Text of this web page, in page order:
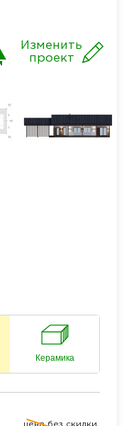
Изменить
проект
Керамика
цена без скидки